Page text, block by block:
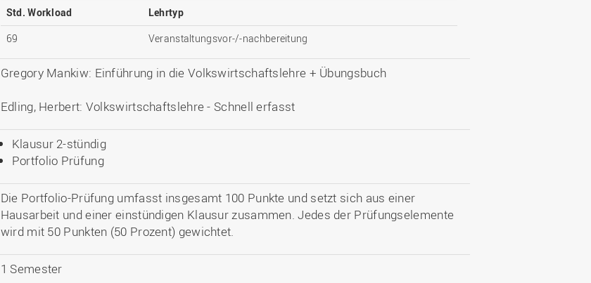
Std. Workload
Lehrtyp
69
Veranstaltungsvor-/-nachbereitung
Gregory Mankiw: Einführung in die Volkswirtschaftslehre + Übungsbuch
Edling, Herbert: Volkswirtschaftslehre - Schnell erfasst
Klausur 2-stündig
Portfolio Prüfung
Die Portfolio-Prüfung umfasst insgesamt 100 Punkte und setzt sich aus einer
Hausarbeit und einer einstündigen Klausur zusammen. Jedes der Prüfungselemente
wird mit 50 Punkten (50 Prozent) gewichtet.
1 Semester